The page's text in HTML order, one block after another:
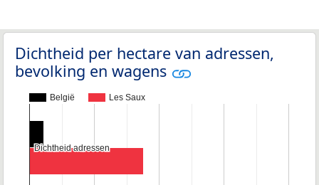
Dichtheid per hectare van adressen,
bevolking en wagens
België Les Saux
Dichtheid adressen
Dichtheid adressen